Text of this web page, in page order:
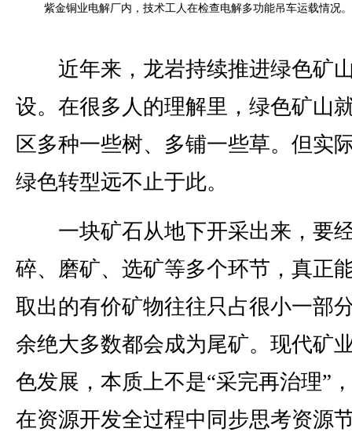
紫金铜业电解厂内，技术工人在检查电解多功能吊车运载情况
近年来，龙岩持续推进绿色矿
设。在很多人的理解里，绿色矿山
区多种一些树、多铺一些草。但实
绿色转型远不止于此。
一块矿石从地下开采出来，要
碎、磨矿、选矿等多个环节，真正
取出的有价矿物往往只占很小一部
余绝大多数都会成为尾矿。现代矿
色发展，本质上不是“采完再治理”
在资源开发全过程中同步思考资源